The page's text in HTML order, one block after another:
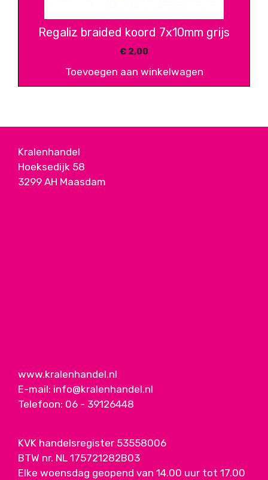
Regaliz braided koord 7x10mm grijs
€ 2,00
Toevoegen aan winkelwagen
Kralenhandel
Hoeksedijk 58
3299 AH Maasdam
www.kralenhandel.nl
E-mail: info@kralenhandel.nl
Telefoon: 06 - 39126448
KVK handelsregister 53558006
BTW nr. NL 175721282B03
Elke woensdag geopend van 14.00 uur tot 17.00